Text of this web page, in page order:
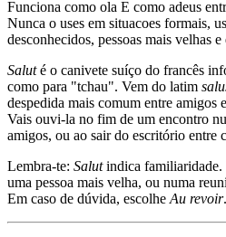
Funciona como ola E como adeus
Nunca o uses em situacoes formais,
desconhecidos, pessoas mais velhas
Saluté o canivete suíço do francês
como para "tchau". Vem do latim
despedida mais comum entre amigos
Vais ouvi-la no fim de um encontro
amigos, ou ao sair do escritório entre
Lembra-te: Salutindica familiaridade.
uma pessoa mais velha, ou numa
Em caso de dúvida, escolhe Au revoir.